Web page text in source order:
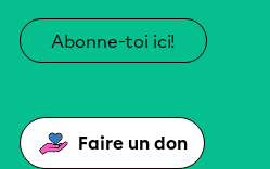
Abonne-toi ici!
Faire un don